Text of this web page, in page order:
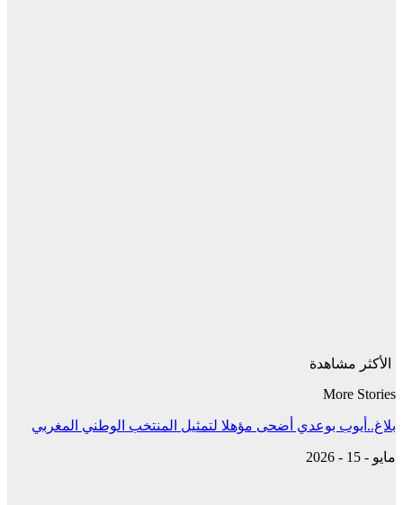
الأكثر مشاهدة
More Stories
بلاغ..أيوب بوعدي أضحى مؤهلا لتمثيل المنتخب الوطني المغربي
مايو - 15 - 2026